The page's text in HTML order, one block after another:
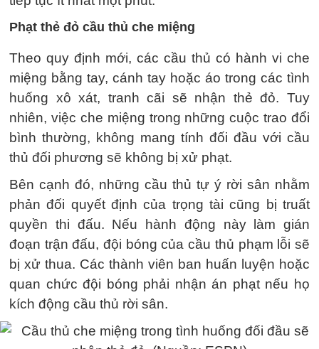
Phạt thẻ đỏ cầu thủ che miệng
Theo quy định mới, các cầu thủ có hành vi che
miệng bằng tay, cánh tay hoặc áo trong các tình
huống xô xát, tranh cãi sẽ nhận thẻ đỏ. Tuy
nhiên, việc che miệng trong những cuộc trao đổi
bình thường, không mang tính đối đầu với cầu
thủ đối phương sẽ không bị xử phạt.
Bên cạnh đó, những cầu thủ tự ý rời sân nhằm
phản đối quyết định của trọng tài cũng bị truất
quyền thi đấu. Nếu hành động này làm gián
đoạn trận đấu, đội bóng của cầu thủ phạm lỗi sẽ
bị xử thua. Các thành viên ban huấn luyện hoặc
quan chức đội bóng phải nhận án phạt nếu họ
kích động cầu thủ rời sân.